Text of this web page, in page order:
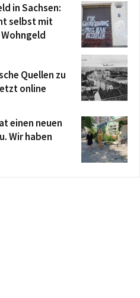
in Sachsen:
selbst mit
Quellen zu
online
einen neuen
Wir haben